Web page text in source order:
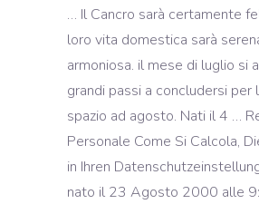
… Il Cancro sarà certamente
loro vita domestica sarà
armoniosa. il mese di luglio si
grandi passi a concludersi per
spazio ad agosto. Nati il 4 …
Personale Come Si Calcola,
in Ihren
nato il 23 Agosto 2000 alle